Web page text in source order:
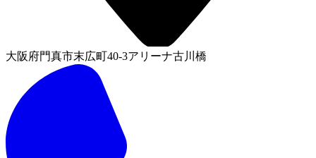
大阪府門真市末広町40-3アリーナ古川橋